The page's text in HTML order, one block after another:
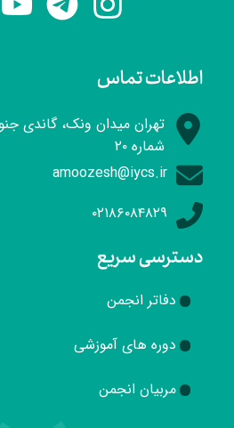
اطلاعات تماس
تهران میدان ونک، گاندی
شماره ۲۰
amoozesh@iycs.ir
۰۲۱۸۶۰۸۴۸۲۹
دسترسی سریع
دفاتر انجمن
دوره های آموزشی
مربیان انجمن